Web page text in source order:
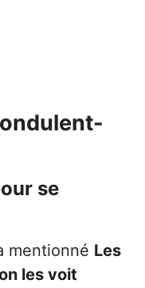
se
mentionné Les
les voit